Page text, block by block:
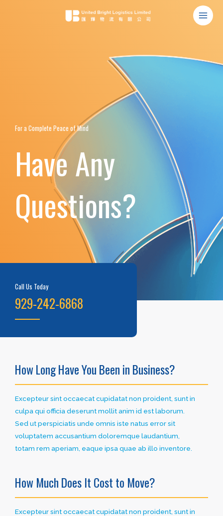
For a Complete Peace of Mind
Have Any
Questions?
Call Us Today
929-242-6868
How Long Have You Been in Business?
Excepteur sint occaecat cupidatat non proident, sunt in
culpa qui officia deserunt mollit anim id est laborum.
Sed ut perspiciatis unde omnis iste natus error sit
voluptatem accusantium doloremque laudantium,
totam rem aperiam, eaque ipsa quae ab illo inventore.
How Much Does It Cost to Move?
Excepteur sint occaecat cupidatat non proident, sunt in